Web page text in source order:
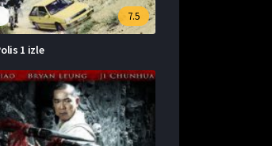
7.5
1 izle